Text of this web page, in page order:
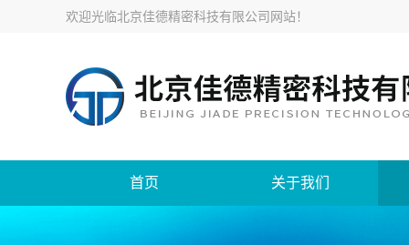
欢迎光临北京佳德精密科技有限公司网站！
首页 关于我们